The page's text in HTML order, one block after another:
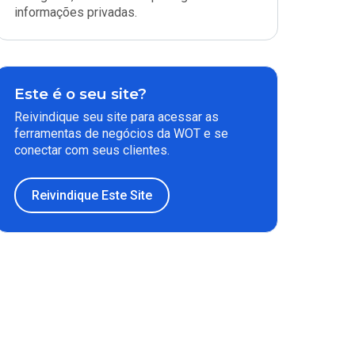
informações privadas.
Este é o seu site?
Reivindique seu site para acessar as
ferramentas de negócios da WOT e se
conectar com seus clientes.
Reivindique Este Site